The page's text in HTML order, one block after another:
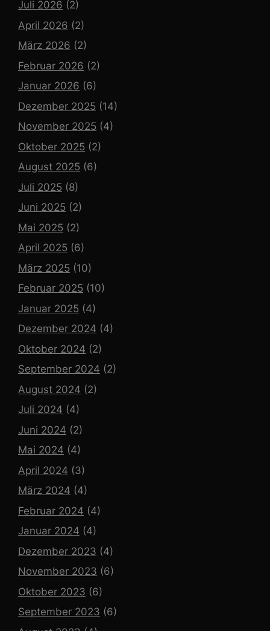
Juli 2026 (2)
April 2026 (2)
März 2026 (2)
Februar 2026 (2)
Januar 2026 (6)
Dezember 2025 (14)
November 2025 (4)
Oktober 2025 (2)
August 2025 (6)
Juli 2025 (8)
Juni 2025 (2)
Mai 2025 (2)
April 2025 (6)
März 2025 (10)
Februar 2025 (10)
Januar 2025 (4)
Dezember 2024 (4)
Oktober 2024 (2)
September 2024 (2)
August 2024 (2)
Juli 2024 (4)
Juni 2024 (2)
Mai 2024 (4)
April 2024 (3)
März 2024 (4)
Februar 2024 (4)
Januar 2024 (4)
Dezember 2023 (4)
November 2023 (6)
Oktober 2023 (6)
September 2023 (6)